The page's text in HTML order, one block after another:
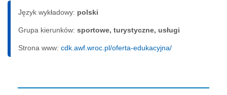
Język wykładowy: polski
Grupa kierunków: sportowe, turystyczne, usługi
Strona www: cdk.awf.wroc.pl/oferta-edukacyjna/